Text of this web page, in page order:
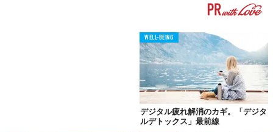
WELL-BEING
デジタル疲れ解消のカギ。「デジタ
ルデトックス」最前線